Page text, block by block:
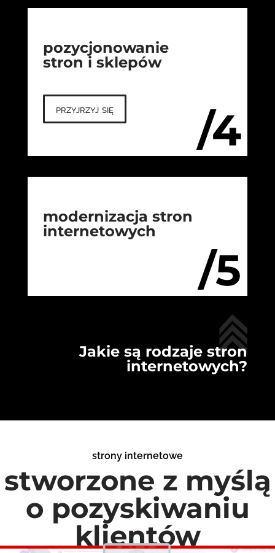
/4
pozycjonowanie
stron i sklepów
przyjrzyj się
/5
modernizacja stron
internetowych
Jakie są rodzaje stron
internetowych?
strony internetowe
stworzone z myślą
o pozyskiwaniu
klientów